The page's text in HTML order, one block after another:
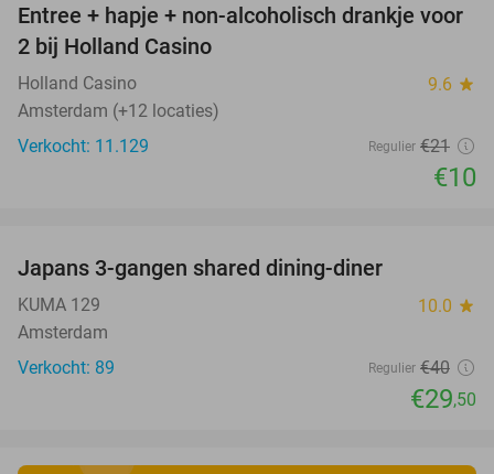
52%
Entree + hapje + non-alcoholisch drankje voor
2 bij Holland Casino
Holland Casino 9.6 star
Amsterdam (+12 locaties)
Verkocht: 11.129
Regulier €21
€10
Japans 3-gangen shared dining-diner
KUMA 129 10.0 star
Amsterdam
Verkocht: 89
Regulier €40
€29,50